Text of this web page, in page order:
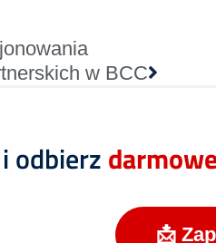
w BCC
odbierz
📩